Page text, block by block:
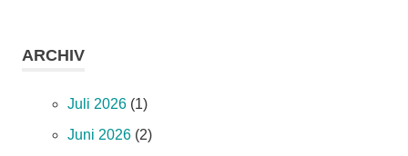
ARCHIV
Juli 2026 (1)
Juni 2026 (2)